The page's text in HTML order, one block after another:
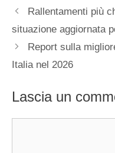
Rallentamenti più
situazione aggiornata
Report sulla
Italia nel 2026
Lascia un